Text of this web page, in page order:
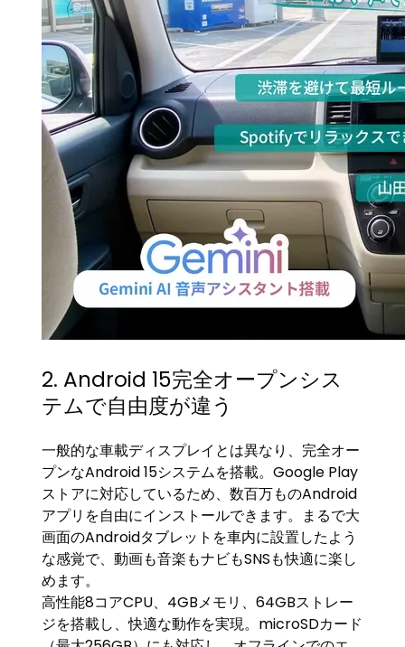
2. Android 15完全オープンシス
テムで自由度が違う
一般的な車載ディスプレイとは異なり、完全オー
プンなAndroid 15システムを搭載。Google Play
ストアに対応しているため、数百万ものAndroid
アプリを自由にインストールできます。まるで大
画面のAndroidタブレットを車内に設置したよう
な感覚で、動画も音楽もナビもSNSも快適に楽し
めます。
高性能8コアCPU、4GBメモリ、64GBストレー
ジを搭載し、快適な動作を実現。microSDカード